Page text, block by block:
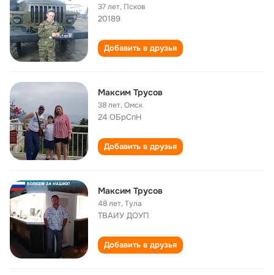
37 лет, Псков
20189
Добавить в друзья
Максим Трусов
38 лет,Омск
24 ОБрСпН
Добавить в друзья
Максим Трусов
48 лет,Тула
ТВАИУ ДОУП
Добавить в друзья